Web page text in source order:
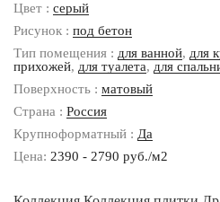
Цвет : серый
Рисунок : под бетон
Тип помещения : для ванной, для
прихожей, для туалета, для
Поверхность : матовый
Страна : Россия
Крупноформатный : Да
Цена: 2390 - 2790 руб./м2